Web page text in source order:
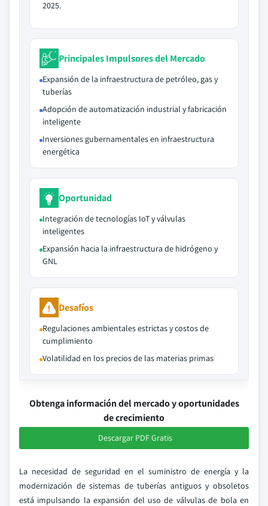
2025.
Principales Impulsores del Mercado
Expansión de la infraestructura de petróleo, gas y
tuberías
Adopción de automatización industrial y fabricación
inteligente
Inversiones gubernamentales en infraestructura
energética
Oportunidad
Integración de tecnologías IoT y válvulas
inteligentes
Expansión hacia la infraestructura de hidrógeno y
GNL
Desafíos
Regulaciones ambientales estrictas y costos de
cumplimiento
Volatilidad en los precios de las materias primas
Obtenga información del mercado y oportunidades
de crecimiento
Descargar PDF Gratis
La necesidad de seguridad en el suministro de energía y la
modernización de sistemas de tuberías antiguos y obsoletos
está impulsando la expansión del uso de válvulas de bola en